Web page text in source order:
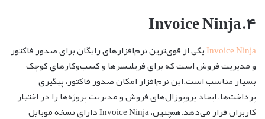
۴.Invoice Ninja
Invoice Ninjaیکی از قوی‌ترین نرم‌افزارهای رایگان برای صدور فاکتور
و مدیریت فروش است که برای فریلنسرها و کسب‌وکارهای کوچک
بسیار مناسب است.این نرم‌افزار امکان صدور فاکتور، پیگیری
پرداخت‌ها، ایجاد پروپوزال‌های فروش و مدیریت پروژه‌ها را در اختیار
کاربران قرار می‌دهد.همچنین، Invoice Ninja دارای نسخه موبایل